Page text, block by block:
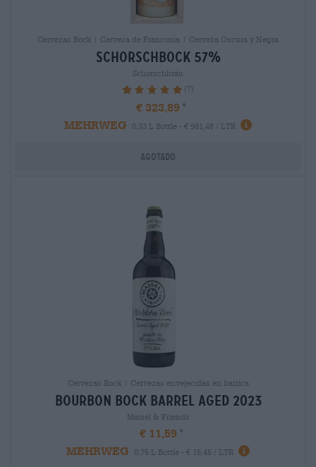
Cervezas Bock | Cerveza de Franconia | Cerveza Oscura y Negra
schorschbock 57%
Schorschbräu
100% (7)
€ 323,89
MEHRWEG
0,33 L Bottle - € 981,48 / LTR
Agotado
Cervezas Bock | Cervezas envejecidas en barrica
bourbon bock barrel aged 2023
Maisel & Friends
€ 11,59
MEHRWEG
0,75 L Bottle - € 15,45 / LTR